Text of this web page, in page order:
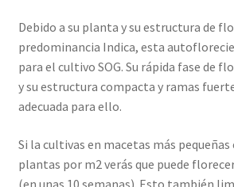
Debido a su planta y su estructura de
predominancia Indica, esta
para el cultivo SOG. Su rápida fase de
y su estructura compacta y ramas
adecuada para ello.
Si la cultivas en macetas más pequeñas
plantas por m2 verás que puede
(en unas 10 semanas). Esto también